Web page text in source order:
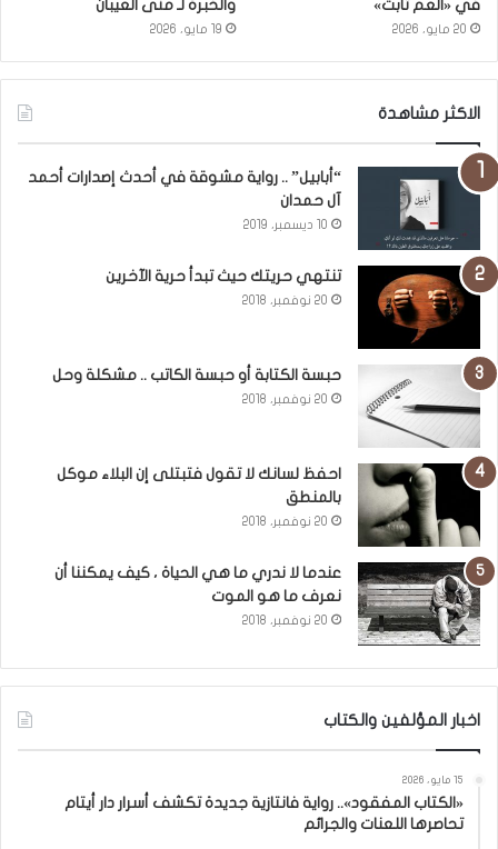
في «العم ثابت»
20 مايو، 2026
والخبرة لـ منى العيبان
19 مايو، 2026
الاكثر مشاهدة
“أبابيل” .. رواية مشوقة في أحدث إصدارات أحمد
آل حمدان
10 ديسمبر، 2019
تنتهي حريتك حيث تبدأ حرية الآخرين
20 نوفمبر، 2018
حبسة الكتابة أو حبسة الكاتب .. مشكلة وحل
20 نوفمبر، 2018
احفظ لسانك لا تقول فتبتلى إن البلاء موكل
بالمنطق
20 نوفمبر، 2018
عندما لا ندري ما هي الحياة ، كيف يمكننا أن
نعرف ما هو الموت
20 نوفمبر، 2018
اخبار المؤلفين والكتاب
15 مايو، 2026
«الكتاب المفقود».. رواية فانتازية جديدة تكشف أسرار دار أيتام
تحاصرها اللعنات والجرائم